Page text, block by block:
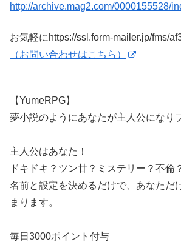
http://archive.mag2.com/0000155528/
お気軽にhttps://ssl.form-mailer.jp/fms/
（お問い合わせはこちら）
【YumeRPG】
夢小説のようにあなたが主人公になり
主人公はあなた！
ドキドキ？ツン甘？ミステリー？不倫
名前と設定を決めるだけで、あなただ
まります。
毎日3000ポイント付与